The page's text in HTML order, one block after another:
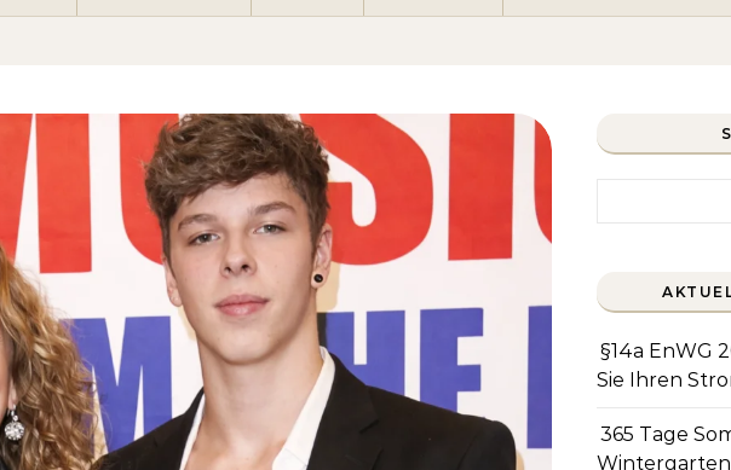
§14a EnWG
Sie Ihren
365 Tage